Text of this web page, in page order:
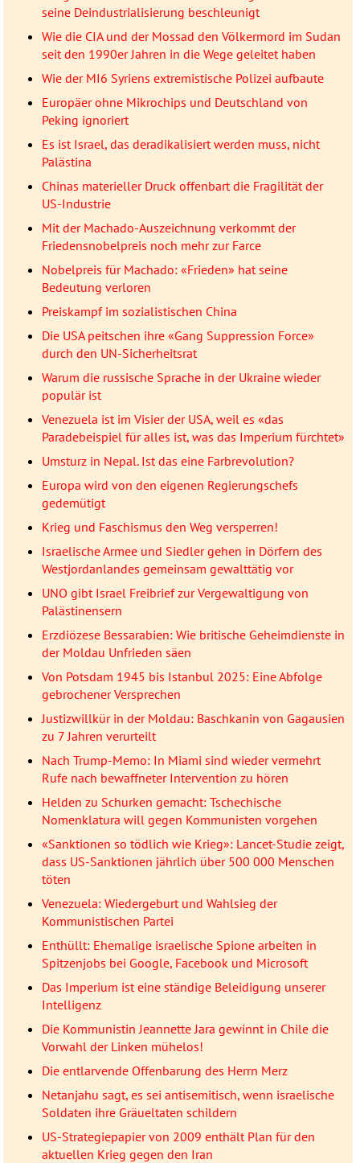
seine Deindustrialisierung beschleunigt
Wie die CIA und der Mossad den Völkermord im Sudan
seit den 1990er Jahren in die Wege geleitet haben
Wie der MI6 Syriens extremistische Polizei aufbaute
Europäer ohne Mikrochips und Deutschland von
Peking ignoriert
Es ist Israel, das deradikalisiert werden muss, nicht
Palästina
Chinas materieller Druck offenbart die Fragilität der
US-Industrie
Mit der Machado-Auszeichnung verkommt der
Friedensnobelpreis noch mehr zur Farce
Nobelpreis für Machado: «Frieden» hat seine
Bedeutung verloren
Preiskampf im sozialistischen China
Die USA peitschen ihre «Gang Suppression Force»
durch den UN-Sicherheitsrat
Warum die russische Sprache in der Ukraine wieder
populär ist
Venezuela ist im Visier der USA, weil es «das
Paradebeispiel für alles ist, was das Imperium fürchtet»
Umsturz in Nepal. Ist das eine Farbrevolution?
Europa wird von den eigenen Regierungschefs
gedemütigt
Krieg und Faschismus den Weg versperren!
Israelische Armee und Siedler gehen in Dörfern des
Westjordanlandes gemeinsam gewalttätig vor
UNO gibt Israel Freibrief zur Vergewaltigung von
Palästinensern
Erzdiözese Bessarabien: Wie britische Geheimdienste in
der Moldau Unfrieden säen
Von Potsdam 1945 bis Istanbul 2025: Eine Abfolge
gebrochener Versprechen
Justizwillkür in der Moldau: Baschkanin von Gagausien
zu 7 Jahren verurteilt
Nach Trump-Memo: In Miami sind wieder vermehrt
Rufe nach bewaffneter Intervention zu hören
Helden zu Schurken gemacht: Tschechische
Nomenklatura will gegen Kommunisten vorgehen
«Sanktionen so tödlich wie Krieg»: Lancet-Studie zeigt,
dass US-Sanktionen jährlich über 500 000 Menschen
töten
Venezuela: Wiedergeburt und Wahlsieg der
Kommunistischen Partei
Enthüllt: Ehemalige israelische Spione arbeiten in
Spitzenjobs bei Google, Facebook und Microsoft
Das Imperium ist eine ständige Beleidigung unserer
Intelligenz
Die Kommunistin Jeannette Jara gewinnt in Chile die
Vorwahl der Linken mühelos!
Die entlarvende Offenbarung des Herrn Merz
Netanjahu sagt, es sei antisemitisch, wenn israelische
Soldaten ihre Gräueltaten schildern
US-Strategiepapier von 2009 enthält Plan für den
aktuellen Krieg gegen den Iran